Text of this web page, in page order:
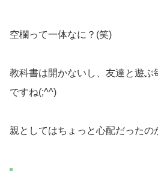
空欄って一体なに？(笑)
教科書は開かないし、友達と遊ぶ
ですね(;^^)
親としてはちょっと心配だったの